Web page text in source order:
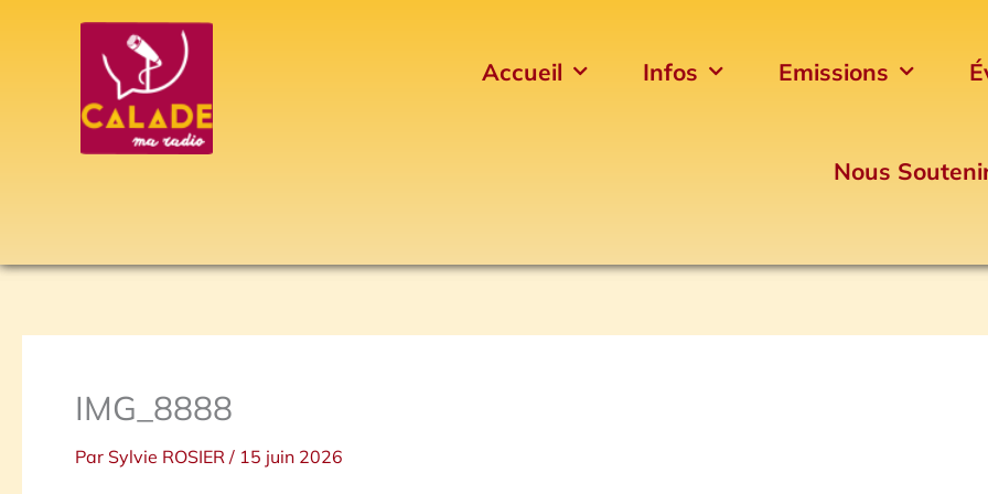
Accueil Infos Emissions
Nous
IMG_8888
Par Sylvie ROSIER / 15 juin 2026